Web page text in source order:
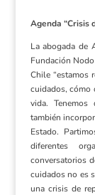
Agenda “Crisis
La abogada de
Fundación
Chile “estamos
cuidados, cómo
vida.
también
Estado.
diferentes
conversatorios
cuidados no es
una crisis de